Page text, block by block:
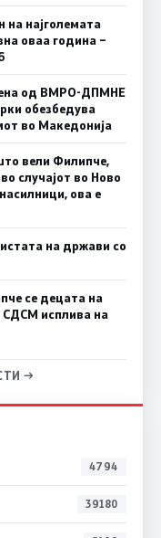
најголемата
оваа година –
од ВМРО-ДПМНЕ
обезбедува
во Македонија
вели Филипче,
случајот во Ново
ова е
на држави со
се децата на
СДСМ исплива на
→
4794
39180